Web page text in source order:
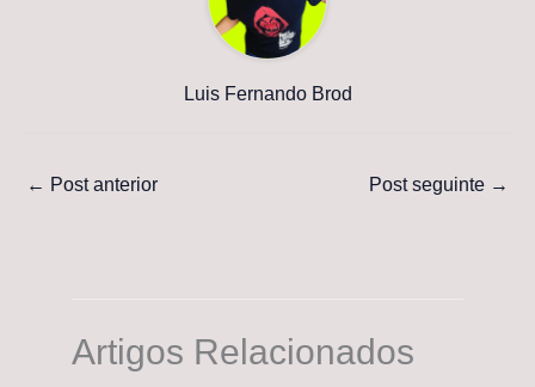
Luis Fernando Brod
← Post anterior Post seguinte →
Artigos Relacionados